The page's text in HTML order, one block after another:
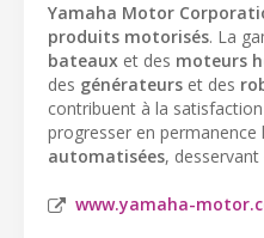
Yamaha Motor
produits motorisés. La
bateaux et des moteurs
des générateurs et des
contribuent à la
progresser en
automatisées,
www.yamaha-